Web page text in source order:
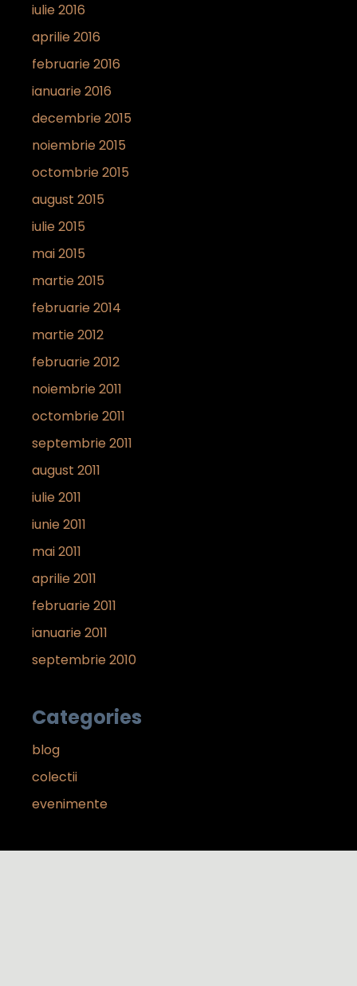
iulie 2016
aprilie 2016
februarie 2016
ianuarie 2016
decembrie 2015
noiembrie 2015
octombrie 2015
august 2015
iulie 2015
mai 2015
martie 2015
februarie 2014
martie 2012
februarie 2012
noiembrie 2011
octombrie 2011
septembrie 2011
august 2011
iulie 2011
iunie 2011
mai 2011
aprilie 2011
februarie 2011
ianuarie 2011
septembrie 2010
Categories
blog
colectii
evenimente